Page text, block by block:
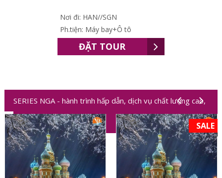
Nơi đi: HAN//SGN
Ph.tiện: Máy bay+Ô tô
ĐẶT TOUR
SERIES NGA - hành trình hấp dẫn, dịch vụ chất lượng cao,
trải nghiệm độc đáo SALE